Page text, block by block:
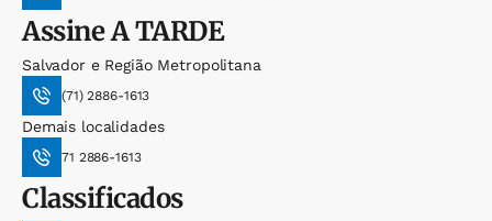
AssineA TARDE
Salvador e Região Metropolitana
(71) 2886-1613
Demais localidades
71 2886-1613
Classificados